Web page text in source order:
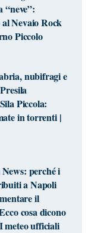
“neve”:
Nevaio Rock
Piccolo
nubifragi e
Piccola:
in torrenti |
perché i
a Napoli
il
cosa dicono
meteo ufficiali